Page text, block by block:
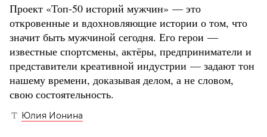
Проект «Топ-50 историй мужчин» — это
откровенные и вдохновляющие истории о том, что
значит быть мужчиной сегодня. Его герои —
известные спортсмены, актёры, предприниматели и
представители креативной индустрии — задают тон
нашему времени, доказывая делом, а не словом,
свою состоятельность.
Юлия Ионина